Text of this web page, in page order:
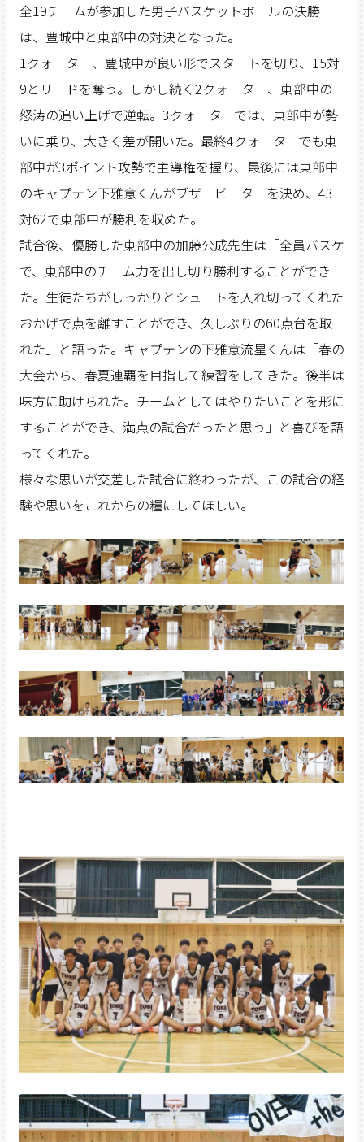
全19チームが参加した男子バスケットボールの決勝
は、豊城中と東部中の対決となった。
1クォーター、豊城中が良い形でスタートを切り、15対
9とリードを奪う。しかし続く2クォーター、東部中の
怒涛の追い上げで逆転。3クォーターでは、東部中が勢
いに乗り、大きく差が開いた。最終4クォーターでも東
部中が3ポイント攻勢で主導権を握り、最後には東部中
のキャプテン下雅意くんがブザービーターを決め、43
対62で東部中が勝利を収めた。
試合後、優勝した東部中の加藤公成先生は「全員バスケ
で、東部中のチーム力を出し切り勝利することができ
た。生徒たちがしっかりとシュートを入れ切ってくれた
おかげで点を離すことができ、久しぶりの60点台を取
れた」と語った。キャプテンの下雅意流星くんは「春の
大会から、春夏連覇を目指して練習をしてきた。後半は
味方に助けられた。チームとしてはやりたいことを形に
することができ、満点の試合だったと思う」と喜びを語
ってくれた。
様々な思いが交差した試合に終わったが、この試合の経
験や思いをこれからの糧にしてほしい。